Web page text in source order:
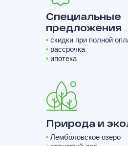
Специальные
предложения
• скидки при полной
• рассрочка
• ипотека
Природа и
• Лемболовское озеро